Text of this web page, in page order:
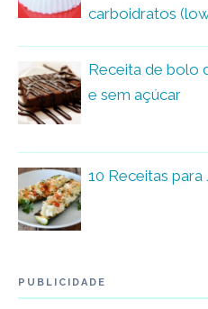
carboidratos
Receita de bolo
e sem açúcar
10 Receitas para
PUBLICIDADE